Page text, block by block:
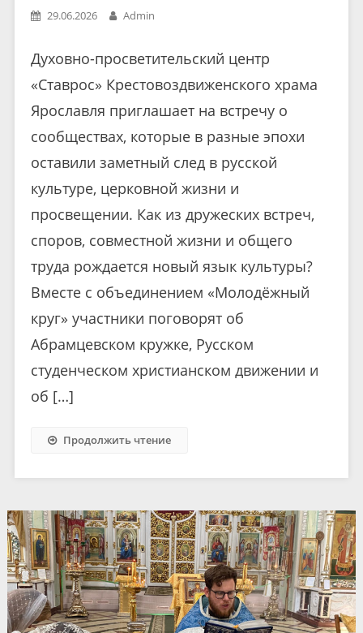
29.06.2026 Admin
Духовно-просветительский центр
«Ставрос» Крестовоздвиженского храма
Ярославля приглашает на встречу о
сообществах, которые в разные эпохи
оставили заметный след в русской
культуре, церковной жизни и
просвещении. Как из дружеских встреч,
споров, совместной жизни и общего
труда рождается новый язык культуры?
Вместе с объединением «Молодёжный
круг» участники поговорят об
Абрамцевском кружке, Русском
студенческом христианском движении и
об […]
Продолжить чтение